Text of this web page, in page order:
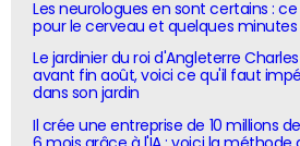
Les neurologues en sont certains :
pour le cerveau et quelques
Le jardinier du roi d'Angleterre
avant fin août, voici ce qu'il faut
dans son jardin
Il crée une entreprise de 10 millions
6 mois grâce à l'IA : voici la méthode